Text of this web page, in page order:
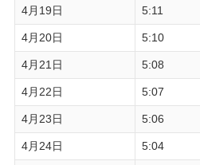
4月19日 5:11
4月20日 5:10
4月21日 5:08
4月22日 5:07
4月23日 5:06
4月24日 5:04